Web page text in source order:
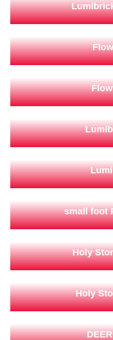
small foot
Holy
Holy